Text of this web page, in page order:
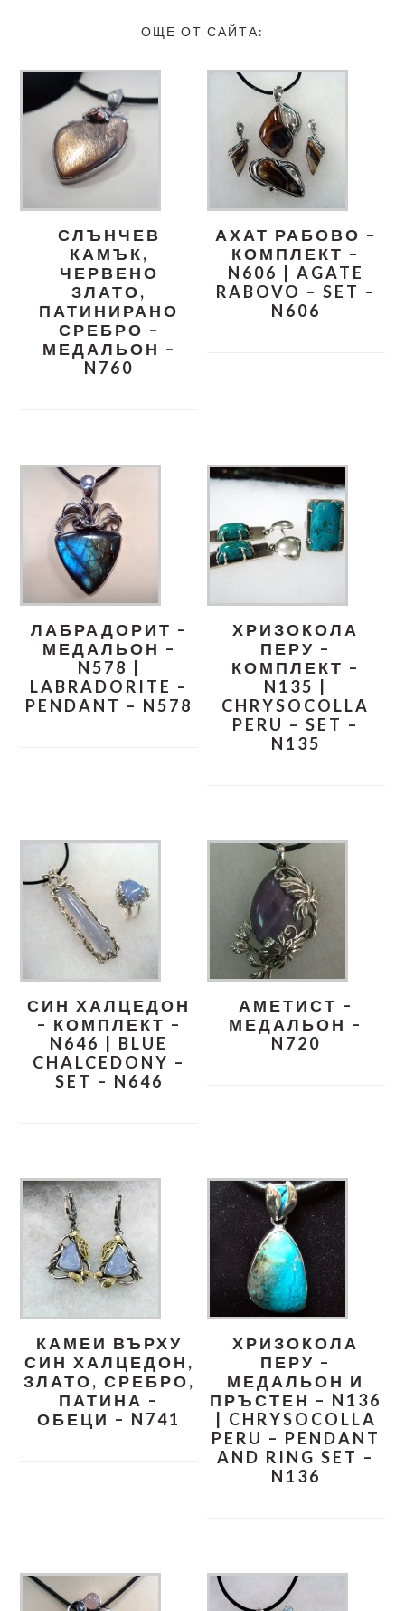
ОЩЕ ОТ САЙТА:
СЛЪНЧЕВ
КАМЪК,
ЧЕРВЕНО
ЗЛАТО,
ПАТИНИРАНО
СРЕБРО –
МЕДАЛЬОН –
N760
АХАТ РАБОВО –
КОМПЛЕКТ –
N606 | AGATE
RABOVO – SET –
N606
ЛАБРАДОРИТ –
МЕДАЛЬОН –
N578 |
LABRADORITE –
PENDANT – N578
ХРИЗОКОЛА
ПЕРУ –
КОМПЛЕКТ –
N135 |
CHRYSOCOLLA
PERU – SET –
N135
СИН ХАЛЦЕДОН
– КОМПЛЕКТ –
N646 | BLUE
CHALCEDONY –
SET – N646
АМЕТИСТ –
МЕДАЛЬОН –
N720
КАМЕИ ВЪРХУ
СИН ХАЛЦЕДОН,
ЗЛАТО, СРЕБРО,
ПАТИНА –
ОБЕЦИ – N741
ХРИЗОКОЛА
ПЕРУ –
МЕДАЛЬОН И
ПРЪСТЕН – N136
| CHRYSOCOLLA
PERU – PENDANT
AND RING SET –
N136